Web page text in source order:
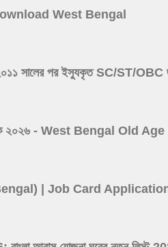
Download West Bengal
পর ইস্যুকৃত SC/ST/OBC জাতি
লিস্ট চেক ২০২৬ - West Bengal
Bengal) | Job Card